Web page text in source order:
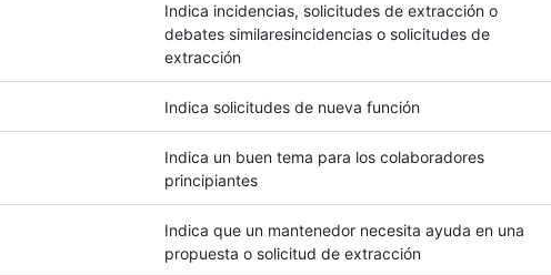
Indica incidencias, solicitudes de extracción o
debates similaresincidencias o solicitudes de
extracción
Indica solicitudes de nueva función
Indica un buen tema para los colaboradores
principiantes
Indica que un mantenedor necesita ayuda en una
propuesta o solicitud de extracción